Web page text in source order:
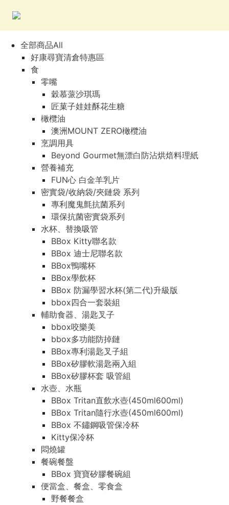
全部商品All
好康尋寶清倉特惠區
食
零嘴
穀慕蒎沙琪瑪
匠菓子娃娃酥花生糖
橄欖油
澳洲MOUNT ZERO橄欖油
烹調用具
Beyond Gourmet無漂白防沾烘焙料理紙
營養補充
FUN心 白金羊乳片
密實袋/收納袋/夾鏈袋 系列
專利魔鬼氈抗菌系列
環保抗菌密實袋系列
水杯、替換吸管
BBox Kitty聯名款
BBox 迪士尼聯名款
BBox鴨嘴杯
BBox學飲杯
BBox 防漏學習水杯(第二代)升級版
bbox四合一套裝組
輔助食器、湯匙叉子
bbox咬樂美
bbox多功能防掉鏈
BBox專利湯匙叉子組
BBox矽膠軟湯匙兩入組
BBox矽膠杯套 吸管組
水壺、水瓶
BBox Tritan直飲水壺(450ml600ml)
BBox Tritan隨行水壺(450ml600ml)
BBox 不鏽鋼吸管保冷杯
Kitty保冷杯
悶燒罐
餐碗餐盤
BBox 寶寶矽膠餐碗組
便當盒、餐盒、零食盒
野餐餐盒